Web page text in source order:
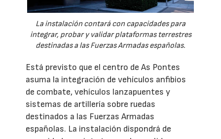
La instalación contará con capacidades para
integrar, probar y validar plataformas terrestres
destinadas a las Fuerzas Armadas españolas.
Está previsto que el centro de As Pontes
asuma la integración de vehículos anfibios
de combate, vehículos lanzapuentes y
sistemas de artillería sobre ruedas
destinados a las Fuerzas Armadas
españolas. La instalación dispondrá de